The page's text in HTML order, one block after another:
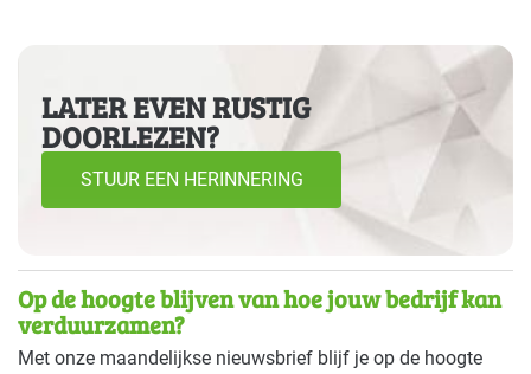
LATER EVEN RUSTIG
DOORLEZEN?
STUUR EEN HERINNERING
Op de hoogte blijven van hoe jouw bedrijf kan
verduurzamen?
Met onze maandelijkse nieuwsbrief blijf je op de hoogte